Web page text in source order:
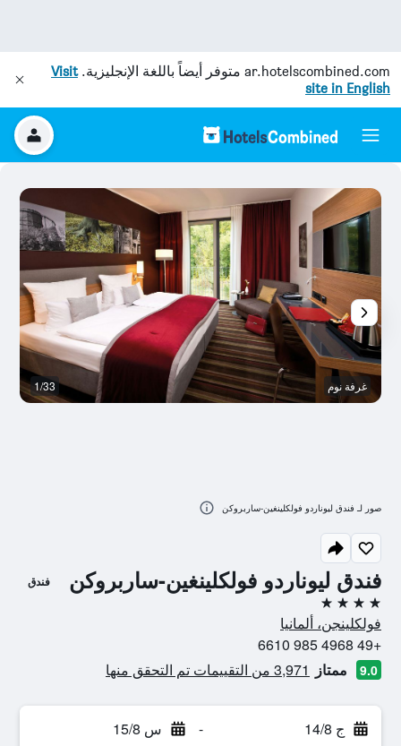
ar.hotelscombined.com متوفر أيضاً باللغة الإنجليزية.Visit
site in English
فندق ليوناردو فولكلينغين-ساربروكن فندق
4 نجوم
فولكلينجن، ألمانيا
+49 4968 985 6610
9.0 ممتاز 3,971 من التقييمات تم التحقق منها
ج 14/8 - س 15/8
غرفة نوم 1/33
صور لـ فندق ليوناردو فولكلينغين-ساربروكن